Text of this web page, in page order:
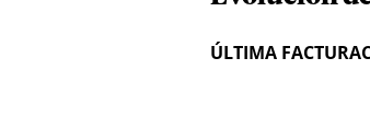
ÚLTIMA